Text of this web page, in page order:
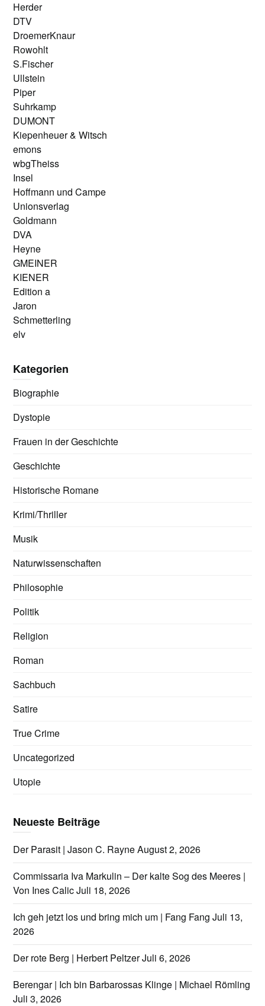
Herder
DTV
DroemerKnaur
Rowohlt
S.Fischer
Ullstein
Piper
Suhrkamp
DUMONT
Kiepenheuer & Witsch
emons
wbgTheiss
Insel
Hoffmann und Campe
Unionsverlag
Goldmann
DVA
Heyne
GMEINER
KIENER
Edition a
Jaron
Schmetterling
elv
Kategorien
Biographie
Dystopie
Frauen in der Geschichte
Geschichte
Historische Romane
Krimi/Thriller
Musik
Naturwissenschaften
Philosophie
Politik
Religion
Roman
Sachbuch
Satire
True Crime
Uncategorized
Utopie
Neueste Beiträge
Der Parasit | Jason C. RayneAugust 2, 2026
Commissaria Iva Markulin – Der kalte Sog des Meeres |
Von Ines CalicJuli 18, 2026
Ich geh jetzt los und bring mich um | Fang Fang Juli 13,
2026
Der rote Berg | Herbert PeltzerJuli 6, 2026
Berengar | Ich bin Barbarossas Klinge | Michael Römling
Juli 3, 2026